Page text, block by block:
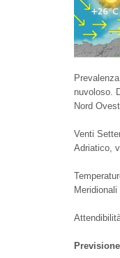
nuvoloso.
Nord
Venti
Adriatico,